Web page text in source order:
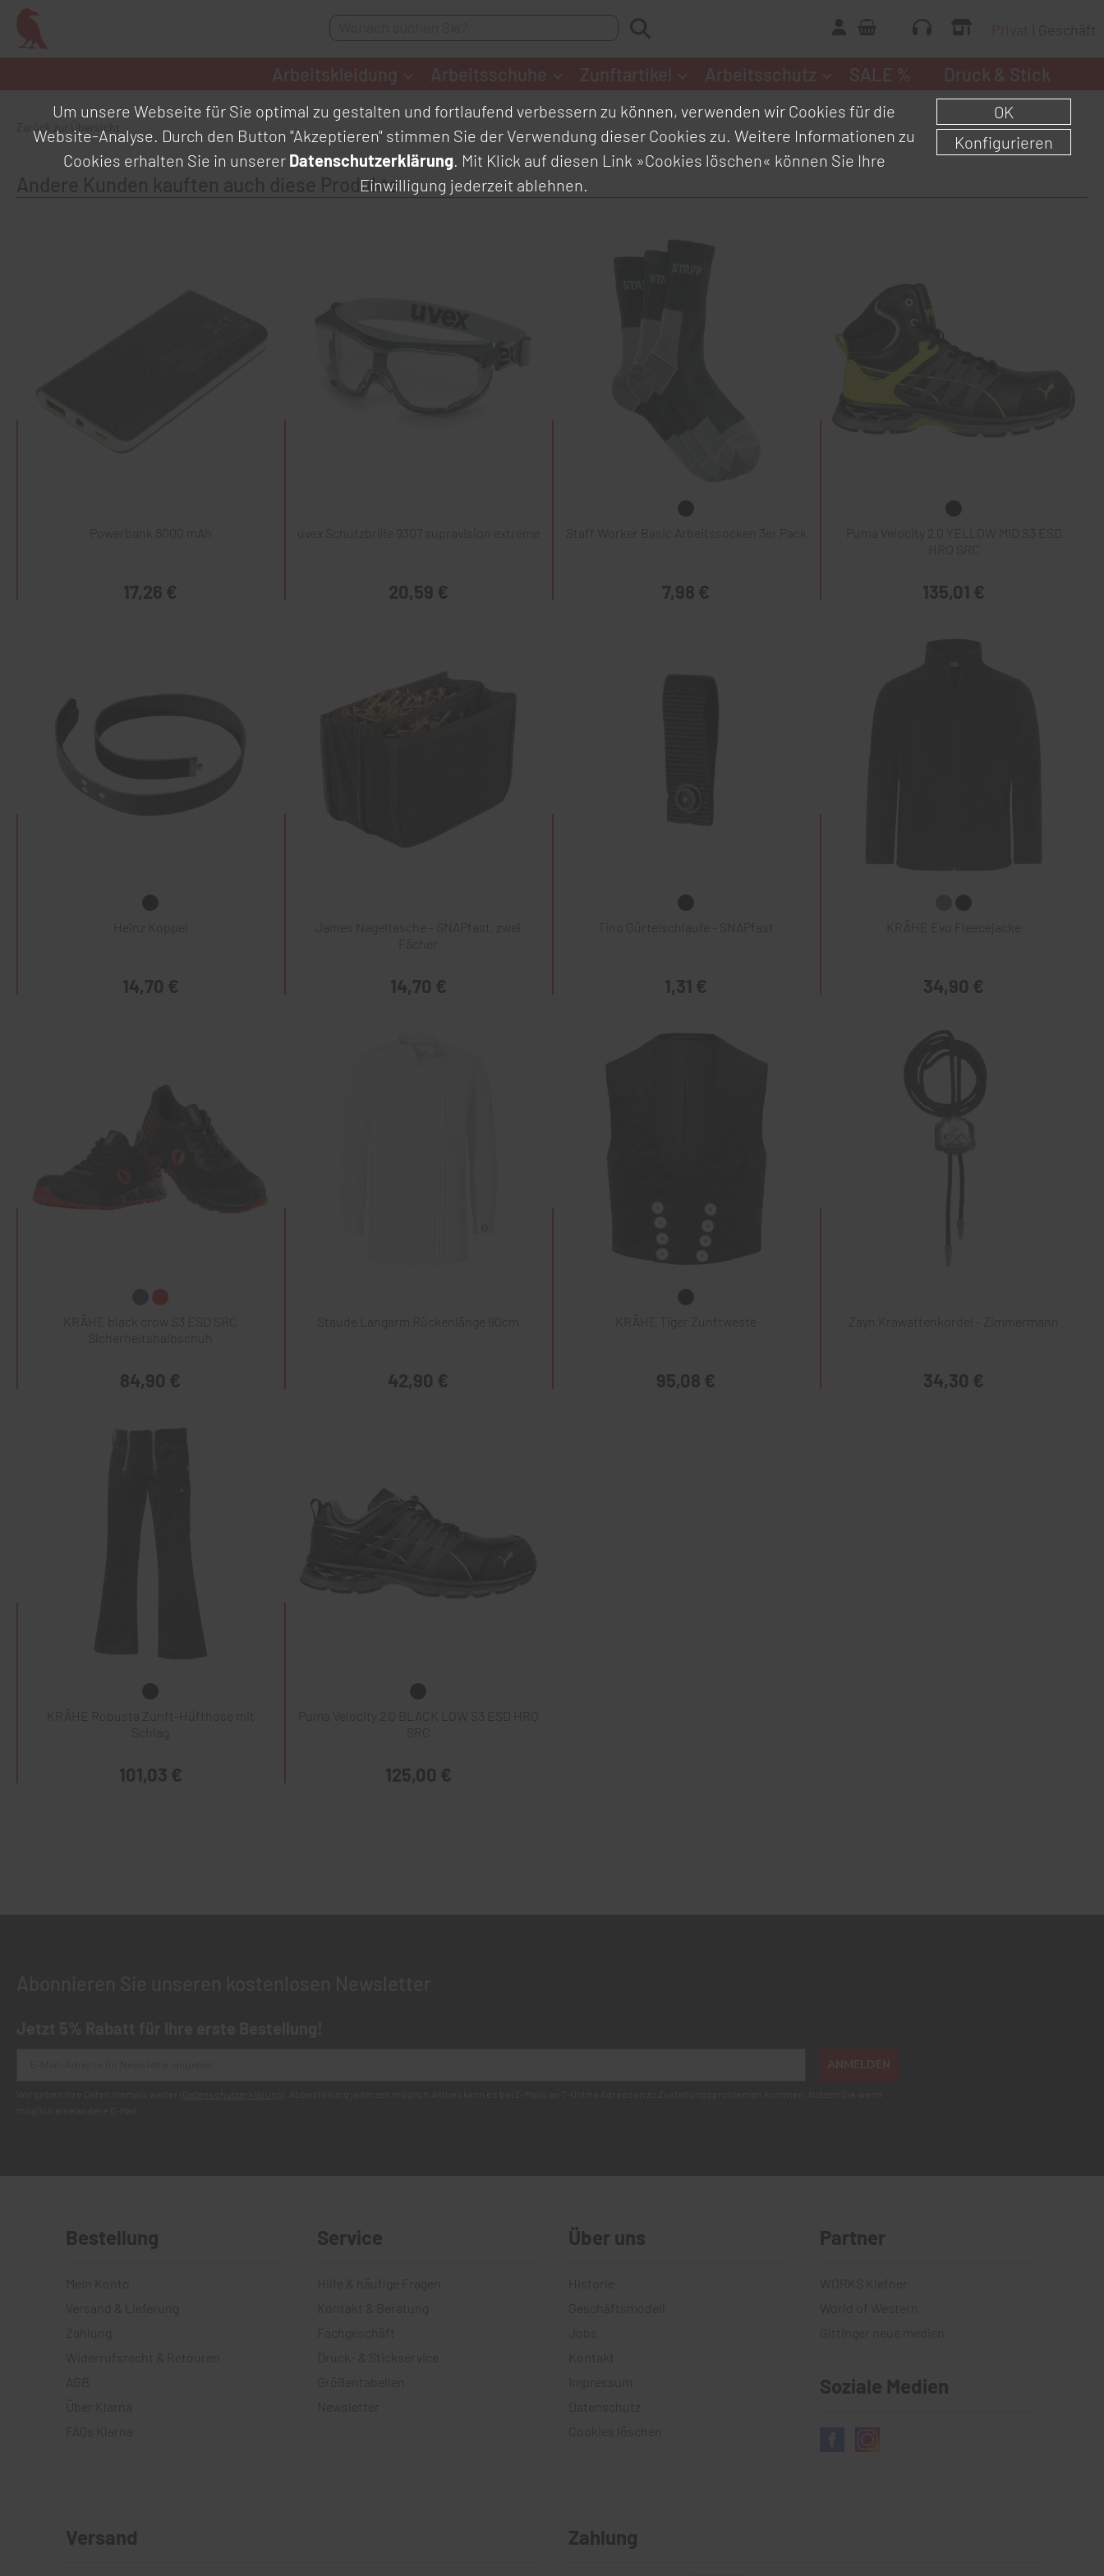
Geschäft
Andere Kunden kauften auch diese Produkte
Powerbank 8000 mAh
17,26 €
uvex Schutzbrille 9307 supravision extreme
20,59 €
Staff Worker Basic Arbeitssocken 3er Pack
7,98 €
Puma Velocity 2.0 YELLOW MID S3 ESD
135,01 €
14,70 €
James Nageltasche - SNAPfast, zwei
14,70 €
Tino Gürtelschlaufe - SNAPfast
1,31 €
KRÄHE Evo Fleecejacke
34,90 €
KRÄHE black crow S3 ESD SRC
Sicherheitshalbschuh
84,90 €
Staude Langarm Rückenlänge 90cm
42,90 €
KRÄHE Tiger Zunftweste
95,08 €
Zayn Krawattenkordel - Zimmermann
34,30 €
KRÄHE Robusta Zunft-Hüfthose mit
Schlag
101,03 €
Puma Velocity 2.0 BLACK LOW S3 ESD HRO
125,00 €
Um unsere Webseite für Sie optimal zu gestalten und fortlaufend verbessern zu können, verwenden wir Cookies für die
Website-Analyse. Durch den Button "Akzeptieren" stimmen Sie der Verwendung dieser Cookies zu. Weitere Informationen zu
Cookies erhalten Sie in unserer Datenschutzerklärung. Mit Klick auf diesen Link »Cookies löschen« können Sie Ihre
Einwilligung jederzeit ablehnen.
OK
Konfigurieren
Bestellung
Versand & Lieferung
Zahlung
Widerrufsrecht & Retouren
AGB
FAQs Klarna
Service
Hilfe & häufige Fragen
Kontakt & Beratung
Fachgeschäft
Druck- & Stickservice
Größentabellen
Newsletter
Über uns
Geschäftsmodell
Kontakt
Impressum
Datenschutz
Cookies löschen
Partner
World of Western
Gittinger neue medien
Soziale Medien
Versand Zahlung